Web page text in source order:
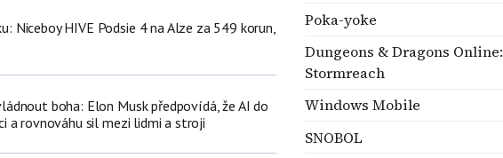
Niceboy HIVE Podsie 4 na Alze za 549 korun,
boha: Elon Musk předpovídá, že AI do
a rovnováhu sil mezi lidmi a stroji
Poka-yoke
Dungeons & Dragons Online:
Stormreach
Windows Mobile
SNOBOL